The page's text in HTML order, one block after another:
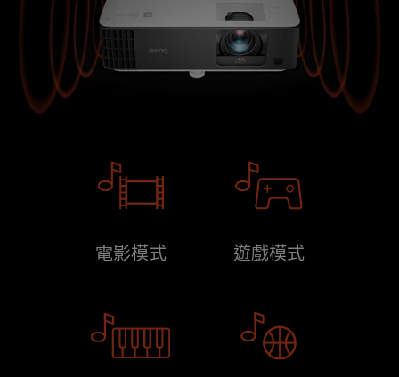
電影模式 遊戲模式